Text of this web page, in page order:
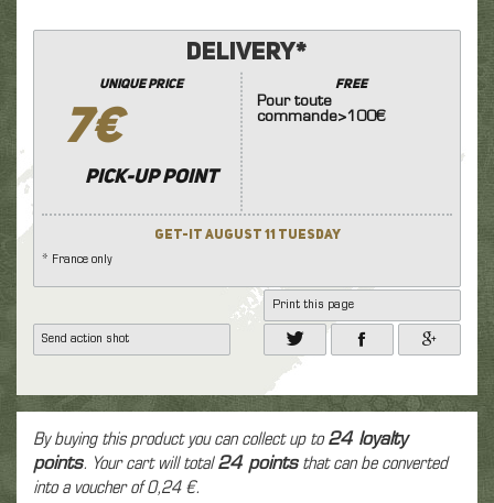
Delivery*
unique price
7€
Pick-up point
FREE
Pour toute
commande>100€
Get-it August 11 Tuesday
* France only
Print this page
Send action shot
By buying this product you can collect up to24loyalty
points. Your cart will total24pointsthat can be converted
into a voucher of0,24 €.